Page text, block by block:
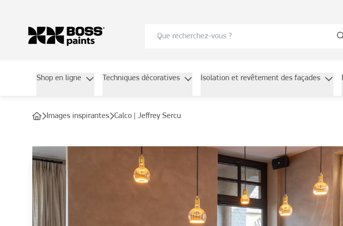
Shop en ligne Techniques décoratives Isolation et revêtement des façades
Images inspirantes Calco | Jeffrey Sercu